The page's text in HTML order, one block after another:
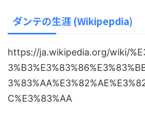
ダンテの生涯 (Wikipepdia)
https://ja.wikipedia.org/wiki/
C%E3%83%AA